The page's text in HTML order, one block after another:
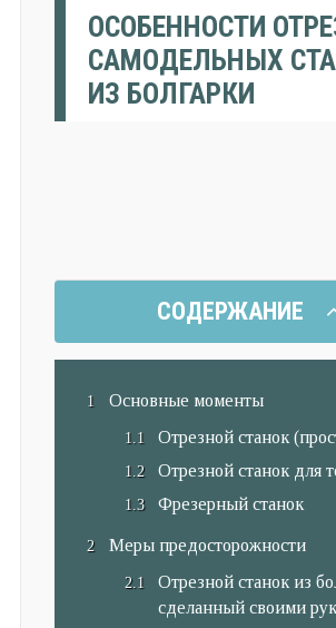
ОСОБЕННОСТИ
САМОДЕЛЬНЫХ
ИЗ БОЛГАРКИ
СОДЕРЖАНИЕ
Основные моменты
Отрезной станок
Отрезной станок для
Фрезерный станок
Меры предосторожности
Отрезной станок из
сделанный своими